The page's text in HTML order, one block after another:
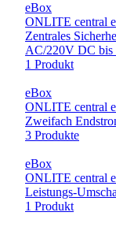
eBox
ONLITE central
Zentrales
AC/220V DC bis
1 Produkt
eBox
ONLITE central
Zweifach
3 Produkte
eBox
ONLITE central
Leistungs-
1 Produkt